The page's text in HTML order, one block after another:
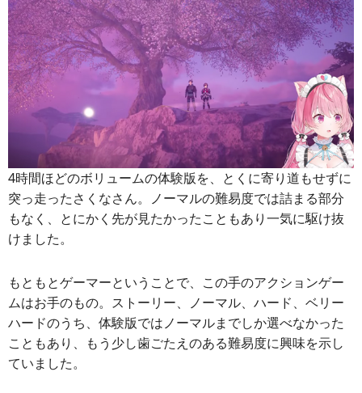
4時間ほどのボリュームの体験版を、とくに寄り道もせずに
突っ走ったさくなさん。ノーマルの難易度では詰まる部分
もなく、とにかく先が見たかったこともあり一気に駆け抜
けました。
もともとゲーマーということで、この手のアクションゲー
ムはお手のもの。ストーリー、ノーマル、ハード、ベリー
ハードのうち、体験版ではノーマルまでしか選べなかった
こともあり、もう少し歯ごたえのある難易度に興味を示し
ていました。